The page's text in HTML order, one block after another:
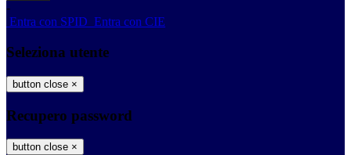
-
Entra con SPID Entra con CIE
Seleziona utente
button close ×
Recupero password
button close ×